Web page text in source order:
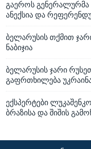
გაეროს გენერალურმა
ანექსია და
ბელარუსის თქმით
ნაბიჯია
ბელარუსის ჯარი
გაფრთხილება
ექსპერტები
ბრაზისა და შიშის